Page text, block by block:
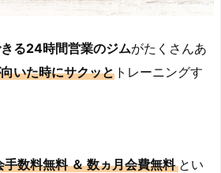
る24時間営業のジムがたくさんあ
いた時にサクッと トレーニングす
手数料無料 ＆ 数ヵ月会費無料とい